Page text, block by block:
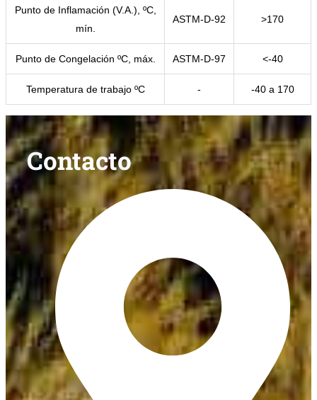
Punto de Inflamación (V.A.), ºC,
mín.
ASTM-D-92 >170
Punto de Congelación ºC, máx. ASTM-D-97 <-40
Temperatura de trabajo ºC - -40 a 170
Contacto